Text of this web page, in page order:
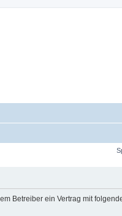
Betreiber ein Vertrag mit